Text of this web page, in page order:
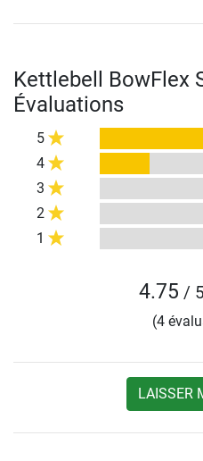
Kettlebell BowFlex
Évaluations
5
4
3
2
1
4.75 /
(4
LAISSER